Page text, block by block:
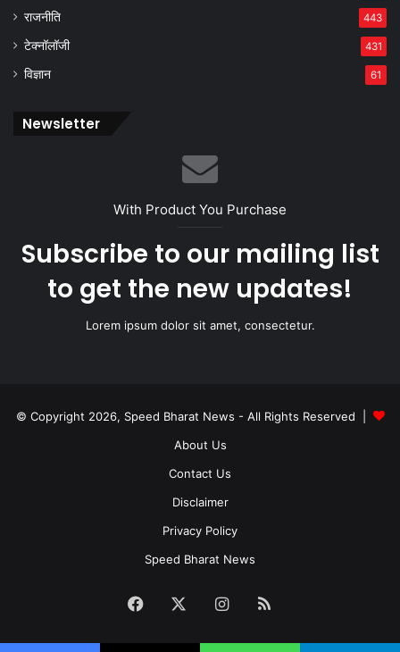
राजनीति 443
टेक्नॉलॉजी 431
विज्ञान 61
Newsletter
With Product You Purchase
Subscribe to our mailing list
to get the new updates!
Lorem ipsum dolor sit amet, consectetur.
© Copyright 2026, Speed Bharat News - All Rights Reserved |
About Us
Contact Us
Disclaimer
Privacy Policy
Speed Bharat News
Facebook Instagram
RSS